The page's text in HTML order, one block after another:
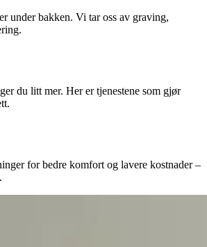
under bakken. Vi tar oss av graving,
du litt mer. Her er tjenestene som gjør
for bedre komfort og lavere kostnader –